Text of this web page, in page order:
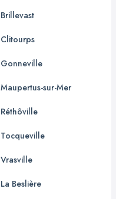
Brillevast
Clitourps
Gonneville
Maupertus-sur-Mer
Réthôville
Tocqueville
Vrasville
La Beslière